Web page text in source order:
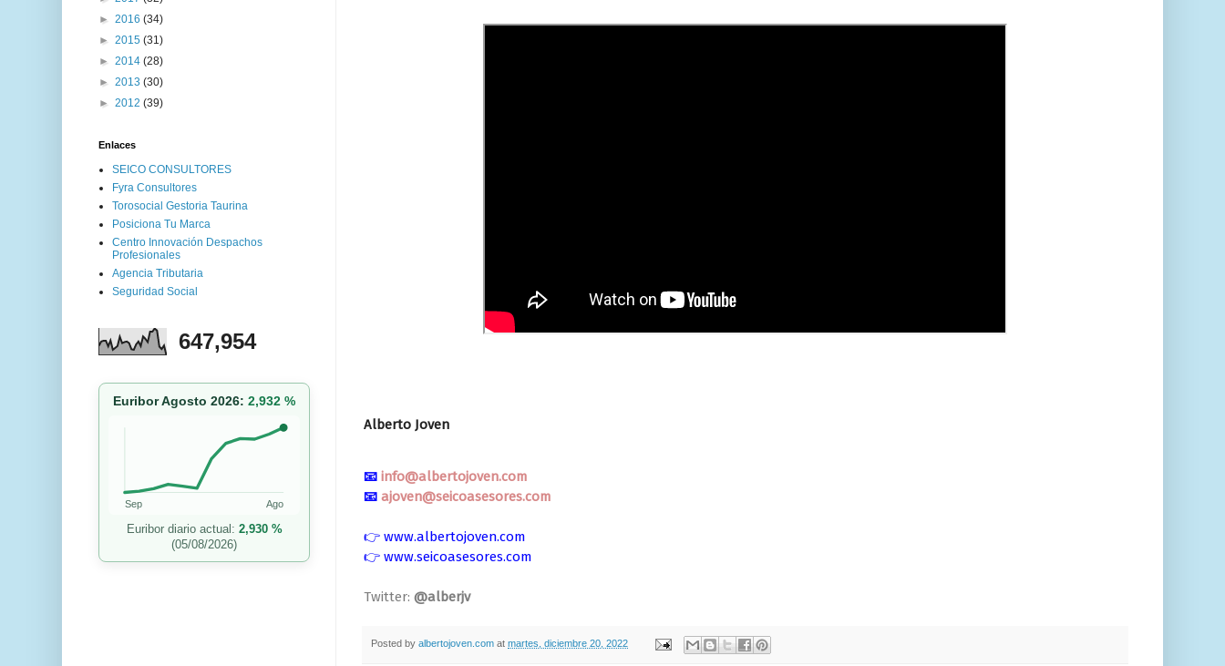
Alberto Joven
📧 info@albertojoven.com
📧 ajoven@seicoasesores.com
👉 www.albertojoven.com
👉 www.seicoasesores.com
Twitter: @alberjv
Posted by albertojoven.com at martes, diciembre 20, 2022
► 2016 (34)
► 2015 (31)
► 2014 (28)
► 2013 (30)
► 2012 (39)
Enlaces
SEICO CONSULTORES
Fyra Consultores
Torosocial Gestoria Taurina
Posiciona Tu Marca
Centro Innovación Despachos
Profesionales
Agencia Tributaria
Seguridad Social
647,954
Euribor Agosto 2026: 2,932 %
Sep Ago
Euribor diario actual: 2,930 %
(05/08/2026)